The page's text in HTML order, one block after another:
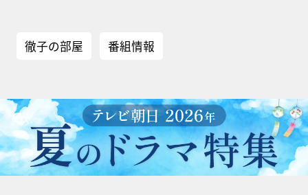
徹子の部屋 番組情報